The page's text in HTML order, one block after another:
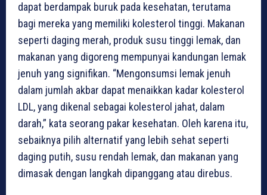
dapat berdampak buruk pada kesehatan, terutama
bagi mereka yang memiliki kolesterol tinggi. Makanan
seperti daging merah, produk susu tinggi lemak, dan
makanan yang digoreng mempunyai kandungan lemak
jenuh yang signifikan. “Mengonsumsi lemak jenuh
dalam jumlah akbar dapat menaikkan kadar kolesterol
LDL, yang dikenal sebagai kolesterol jahat, dalam
darah,” kata seorang pakar kesehatan. Oleh karena itu,
sebaiknya pilih alternatif yang lebih sehat seperti
daging putih, susu rendah lemak, dan makanan yang
dimasak dengan langkah dipanggang atau direbus.